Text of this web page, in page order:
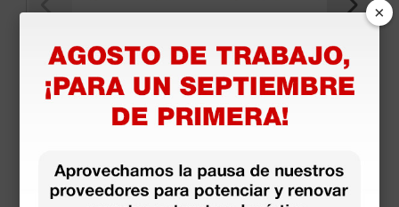
Electrodos pregelificados desechables para
electroestimulación sin cable 45×80 mm
4 uds.
×